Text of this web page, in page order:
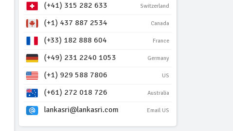
(+41) 315 282 633 Switzerland
(+1) 437 887 2534 Canada
(+33) 182 888 604 France
(+49) 231 2240 1053 Germany
(+1) 929 588 7806 US
(+61) 272 018 726 Australia
lankasri@lankasri.com Email US